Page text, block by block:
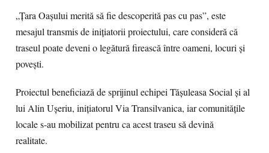
„Țara Oașului merită să fie descoperită pas cu pas”, este
mesajul transmis de inițiatorii proiectului, care consideră că
traseul poate deveni o legătură firească între oameni, locuri și
povești.
Proiectul beneficiază de sprijinul echipei Tășuleasa Social și al
lui Alin Ușeriu, inițiatorul Via Transilvanica, iar comunitățile
locale s-au mobilizat pentru ca acest traseu să devină
realitate.